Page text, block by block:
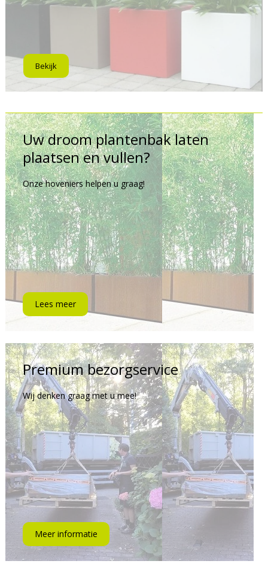
Bekijk
Uw droom plantenbak laten
plaatsen en vullen?
Onze hoveniers helpen u graag!
Lees meer
Premium bezorgservice
Wij denken graag met u mee!
Meer informatie